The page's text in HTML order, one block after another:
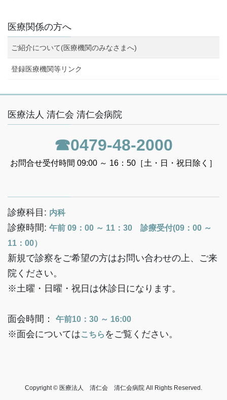
医療関係の方へ
ご紹介について(医療機関のみなさまへ)
登録医療機関等リンク
医療法人 清仁会 清仁会病院
☎0479-48-2000
お問合せ受付時間 09:00 ～ 16：50［土・日・祝日除く］
診療科目: 内科
診療時間: 午前 09：00 ～ 11：30 診療受付(09：00 ～
11：00）
新規で診察をご希望の方はお問い合わせの上、ご来
院ください。
※土曜・日曜・祝日は休診日になります。
面会時間： 午前10：30 ～ 16:00
※面会についてはこちら をご覧ください。
Copyright © 医療法人 清仁会 清仁会病院 All Rights Reserved.